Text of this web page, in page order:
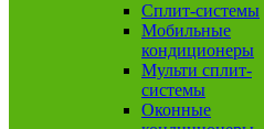
Сплит-системы
Мобильные
кондиционеры
Мульти сплит-
системы
Оконные